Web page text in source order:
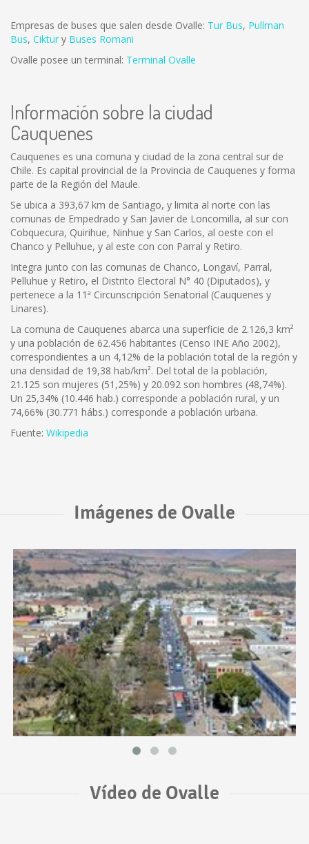
Empresas de buses que salen desde Ovalle: Tur Bus, Pullman
Bus, Ciktur y Buses Romani
Ovalle posee un terminal: Terminal Ovalle
Información sobre la ciudad
Cauquenes
Cauquenes es una comuna y ciudad de la zona central sur de
Chile. Es capital provincial de la Provincia de Cauquenes y forma
parte de la Región del Maule.
Se ubica a 393,67 km de Santiago, y limita al norte con las
comunas de Empedrado y San Javier de Loncomilla, al sur con
Cobquecura, Quirihue, Ninhue y San Carlos, al oeste con el
Chanco y Pelluhue, y al este con con Parral y Retiro.
Integra junto con las comunas de Chanco, Longaví, Parral,
Pelluhue y Retiro, el Distrito Electoral N° 40 (Diputados), y
pertenece a la 11ª Circunscripción Senatorial (Cauquenes y
Linares).
La comuna de Cauquenes abarca una superficie de 2.126,3 km²
y una población de 62.456 habitantes (Censo INE Año 2002),
correspondientes a un 4,12% de la población total de la región y
una densidad de 19,38 hab/km². Del total de la población,
21.125 son mujeres (51,25%) y 20.092 son hombres (48,74%).
Un 25,34% (10.446 hab.) corresponde a población rural, y un
74,66% (30.771 hábs.) corresponde a población urbana.
Fuente: Wikipedia
Imágenes de Ovalle
Vídeo de Ovalle